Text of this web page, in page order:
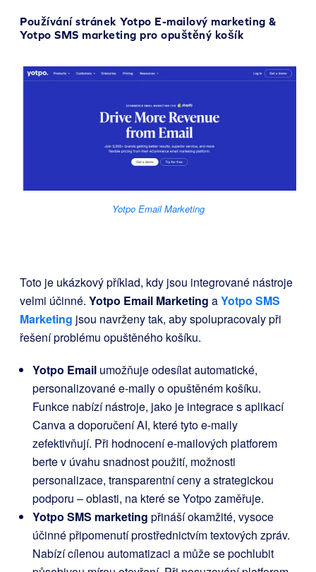
Používání stránek Yotpo E-mailový marketing &
Yotpo SMS marketing pro opuštěný košík
Yotpo Email Marketing
Toto je ukázkový příklad, kdy jsou integrované nástroje
velmi účinné. Yotpo Email Marketing aYotpo SMS
Marketing jsou navrženy tak, aby spolupracovaly při
řešení problému opuštěného košíku.
Yotpo Email umožňuje odesílat automatické,
personalizované e-maily o opuštěném košíku.
Funkce nabízí nástroje, jako je integrace s aplikací
Canva a doporučení AI, které tyto e-maily
zefektivňují. Při hodnocení e-mailových platforem
berte v úvahu snadnost použití, možnosti
personalizace, transparentní ceny a strategickou
podporu – oblasti, na které se Yotpo zaměřuje.
Yotpo SMS marketing přináší okamžité, vysoce
účinné připomenutí prostřednictvím textových zpráv.
Nabízí cílenou automatizaci a může se pochlubit